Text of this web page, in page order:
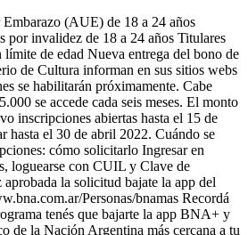
(AUE) de 18 a 24 años
por invalidez de 18 a 24 años Titulares
límite de edad Nueva entrega del bono de
de Cultura informan en sus sitios webs
se habilitarán próximamente. Cabe
se accede cada seis meses. El monto
inscripciones abiertas hasta el 15 de
hasta el 30 de abril 2022. Cuándo se
cómo solicitarlo Ingresar en
loguearse con CUIL y Clave de
la solicitud bajate la app del
Personas/bnamas Recordá
tenés que bajarte la app BNA+ y
de la Nación Argentina más cercana a tu